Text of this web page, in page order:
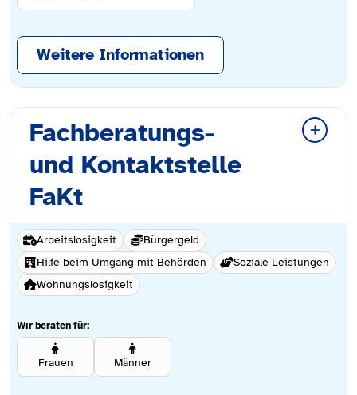
Weitere Informationen
Fachberatungs-
und Kontaktstelle
FaKt
Arbeitslosigkeit
Bürgergeld
Hilfe beim Umgang mit Behörden
Soziale Leistungen
Wohnungslosigkeit
Wir beraten für:
Frauen Männer